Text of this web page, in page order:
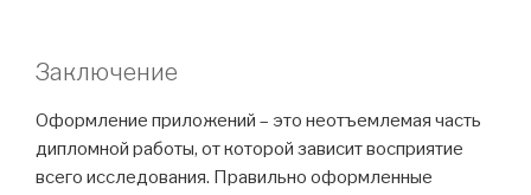
Заключение
Оформление приложений – это неотъемлемая часть
дипломной работы, от которой зависит восприятие
всего исследования. Правильно оформленные